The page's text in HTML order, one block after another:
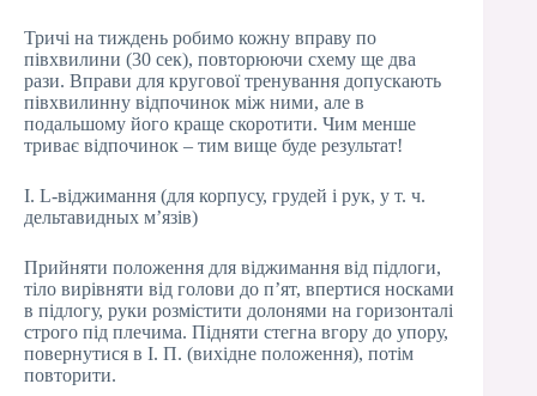
Тричі на тиждень робимо кожну вправу по
півхвилини (30 сек), повторюючи схему ще два
рази. Вправи для кругової тренування допускають
півхвилинну відпочинок між ними, але в
подальшому його краще скоротити. Чим менше
триває відпочинок – тим вище буде результат!
I. L-віджимання (для корпусу, грудей і рук, у т. ч.
дельтавидных м’язів)
Прийняти положення для віджимання від підлоги,
тіло вирівняти від голови до п’ят, впертися носками
в підлогу, руки розмістити долонями на горизонталі
строго під плечима. Підняти стегна вгору до упору,
повернутися в І. П. (вихідне положення), потім
повторити.